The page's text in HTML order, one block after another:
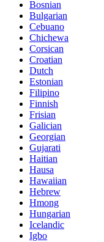
Bosnian
Bulgarian
Cebuano
Chichewa
Corsican
Croatian
Dutch
Estonian
Filipino
Finnish
Frisian
Galician
Georgian
Gujarati
Haitian
Hausa
Hawaiian
Hebrew
Hmong
Hungarian
Icelandic
Igbo